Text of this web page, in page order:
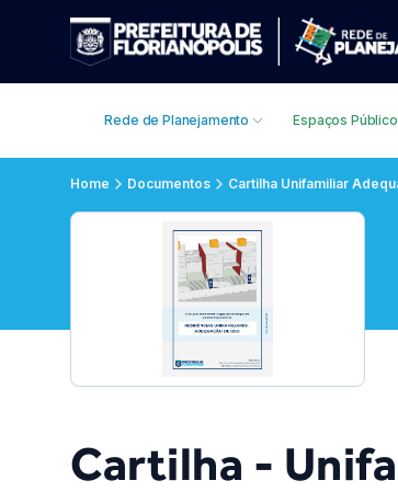
Rede de Planejamento Espaços
Home Documentos Cartilha Unifamiliar
Cartilha -